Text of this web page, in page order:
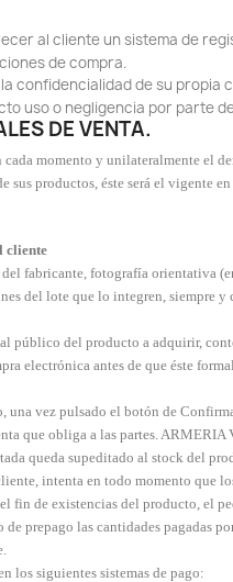
al cliente un sistema de
de compra.
confidencialidad de su propia
uso o negligencia por parte
DE VENTA.
momento y unilateralmente el
sus productos, éste será el vigente
cliente
fabricante, fotografía orientativa
del lote que lo integren, siempre
público del producto a adquirir,
electrónica antes de que éste
vez pulsado el botón de
que obliga a las partes.
queda supeditado al stock del
intenta en todo momento que
fin de existencias del producto, el
prepago las cantidades pagadas
los siguientes sistemas de pago: